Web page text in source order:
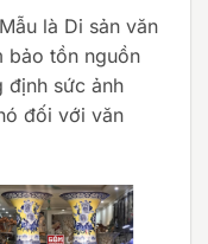
là Di sản văn
bảo tồn nguồn
định sức ảnh
đối với văn